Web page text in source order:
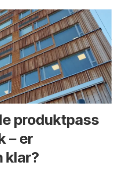
produktpass
– er
klar?